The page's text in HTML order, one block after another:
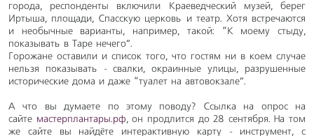
города, респонденты включили Краеведческий музей, берег
Иртыша, площади, Спасскую церковь и театр. Хотя встречаются
и необычные варианты, например, такой: “К моему стыду,
показывать в Таре нечего”.
Горожане оставили и список того, что гостям ни в коем случае
нельзя показывать - свалки, окраинные улицы, разрушенные
исторические дома и даже “туалет на автовокзале”.
А что вы думаете по этому поводу? Ссылка на опрос на
сайте мастерплантары.рф, он продлится до 28 сентября. На том
же сайте вы найдёте интерактивную карту - инструмент, с